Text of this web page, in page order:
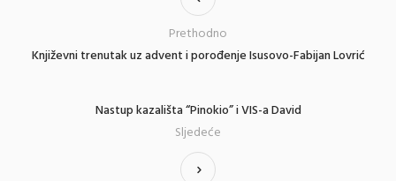
Književni trenutak uz advent i porođenje Isusovo-Fabijan Lovrić
Prethodno
Nastup kazališta “Pinokio” i VIS-a David
Sljedeće